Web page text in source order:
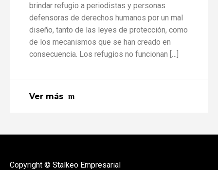
brindar refugio a periodistas y personas
defensoras de derechos humanos por un mal
diseño, tanto de las leyes de protección, como
de los mecanismos que se han creado en
consecuencia. Los refugios no funcionan […]
Ver más
Copyright © Stalkeo Empresarial